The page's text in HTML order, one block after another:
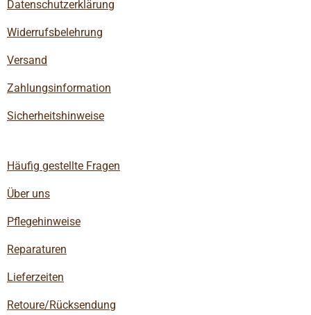
Datenschutzerklärung
Widerrufsbelehrung
Versand
Zahlungsinformation
Sicherheitshinweise
Häufig gestellte Fragen
Über uns
Pflegehinweise
Reparaturen
Lieferzeiten
Retoure/Rücksendung